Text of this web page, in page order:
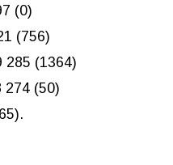
(0)
(756)
285 (1364)
274 (50)